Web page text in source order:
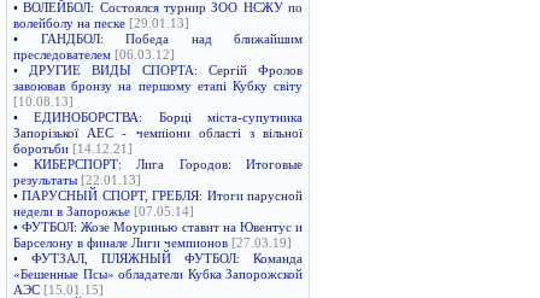
•ВОЛЕЙБОЛ: Состоялся турнир ЗОО НСЖУ по
волейболу на песке [29.01.13]
• ГАНДБОЛ: Победа над ближайшим
преследователем [06.03.12]
• ДРУГИЕ ВИДЫ СПОРТА: Сергій Фролов
завоював бронзу на першому етапі Кубку світу
[10.08.13]
•ЕДИНОБОРСТВА: Борці міста-супутника
Запорізької АЕС - чемпіони області з вільної
боротьби [14.12.21]
• КИБЕРСПОРТ: Лига Городов: Итоговые
результаты [22.01.13]
•ПАРУСНЫЙ СПОРТ, ГРЕБЛЯ: Итоги парусной
недели в Запорожье [07.05.14]
•ФУТБОЛ: Жозе Моуринью ставит на Ювентус и
Барселону в финале Лиги чемпионов [27.03.19]
• ФУТЗАЛ, ПЛЯЖНЫЙ ФУТБОЛ: Команда
«Бешенные Псы» обладатели Кубка Запорожской
АЭС [15.01.15]